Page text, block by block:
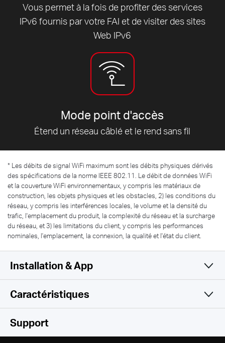
Vous permet à la fois de profiter des services
IPv6 fournis par votre FAI et de visiter des sites
Web IPv6
Mode point d'accès
Étend un réseau câblé et le rend sans fil
* Les débits de signal WiFi maximum sont les débits physiques dérivés
des spécifications de la norme IEEE 802.11. Le débit de données WiFi
et la couverture WiFi environnementaux, y compris les matériaux de
construction, les objets physiques et les obstacles, 2) les conditions du
réseau, y compris les interférences locales, le volume et la densité du
trafic, l'emplacement du produit, la complexité du réseau et la surcharge
du réseau, et 3) les limitations du client, y compris les performances
nominales, l'emplacement, la connexion, la qualité et l'état du client.
Installation & App
Simple et fonctionnel
Caractéristiques
WiFi
Support